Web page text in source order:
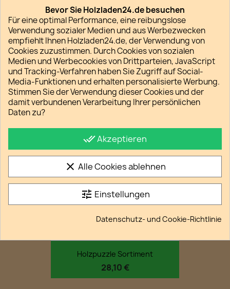
Sammlung Kniffliger...
14,70 €
Holzpuzzle Sortiment
28,10 €
favorite_border
Bevor Sie Holzladen24.de besuchen
Für eine optimal Performance, eine reibungslose
Verwendung sozialer Medien und aus Werbezwecken
empfiehlt Ihnen Holzladen24.de, der Verwendung von
Cookies zuzustimmen. Durch Cookies von sozialen
Medien und Werbecookies von Drittparteien, JavaScript
und Tracking-Verfahren haben Sie Zugriff auf Social-
Media-Funktionen und erhalten personalisierte Werbung.
Stimmen Sie der Verwendung dieser Cookies und der
damit verbundenen Verarbeitung Ihrer persönlichen
Daten zu?
done_allAkzeptieren
clear Alle Cookies ablehnen
tune Einstellungen
Datenschutz- und Cookie-Richtlinie